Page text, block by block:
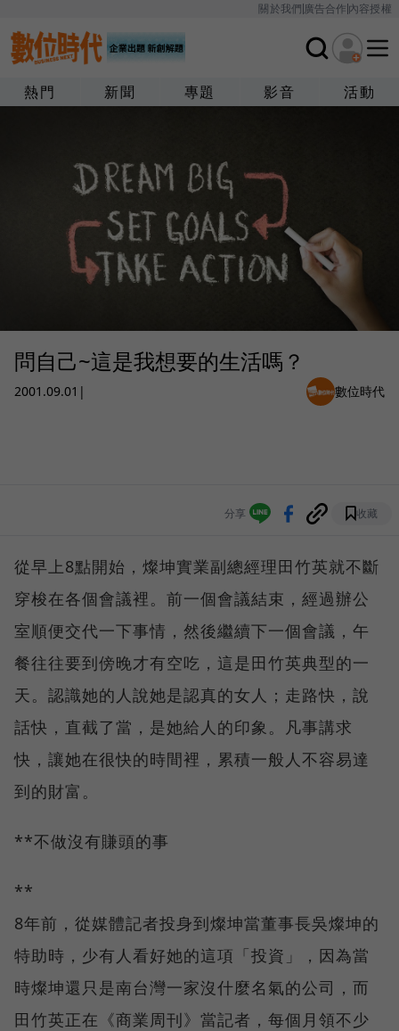
關於我們廣告合作內容授權
熱門 新聞 專題 影音 活動
問自己~這是我想要的生活嗎？
2001.09.01 | 數位時代
分享 收藏
從早上8點開始，燦坤實業副總經理田竹英就不斷
穿梭在各個會議裡。前一個會議結束，經過辦公
室順便交代一下事情，然後繼續下一個會議，午
餐往往要到傍晚才有空吃，這是田竹英典型的一
天。認識她的人說她是認真的女人；走路快，說
話快，直截了當，是她給人的印象。凡事講求
快，讓她在很快的時間裡，累積一般人不容易達
到的財富。
**不做沒有賺頭的事
**
8年前，從媒體記者投身到燦坤當董事長吳燦坤的
特助時，少有人看好她的這項「投資」，因為當
時燦坤還只是南台灣一家沒什麼名氣的公司，而
田竹英正在《商業周刊》當記者，每個月領不少